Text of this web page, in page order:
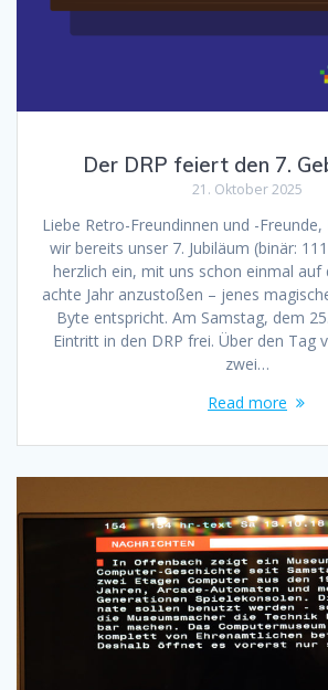
Der DRP feiert den 7.
21. Oktober 2025
Liebe Retro-Freundinnen und -Freunde,
wir bereits unser 7. Jubiläum (binär:
herzlich ein, mit uns schon einmal auf
achte Jahr anzustoßen – jenes
Byte entspricht. Am Samstag, dem
Eintritt in den DRP frei. Über den Tag
zwei…
Read more